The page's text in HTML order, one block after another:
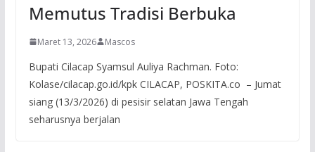
Memutus Tradisi Berbuka
Maret 13, 2026 Mascos
Bupati Cilacap Syamsul Auliya Rachman. Foto:
Kolase/cilacap.go.id/kpk CILACAP, POSKITA.co – Jumat
siang (13/3/2026) di pesisir selatan Jawa Tengah
seharusnya berjalan